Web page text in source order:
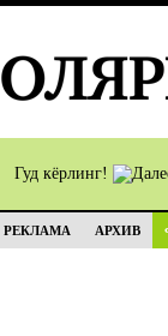
Гуд кёрлинг!
РЕКЛАМА АРХИВ